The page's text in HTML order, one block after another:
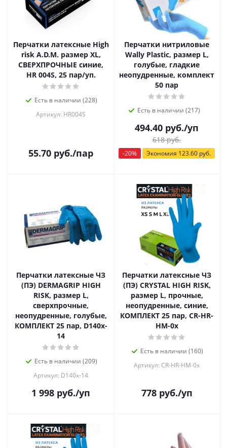
Перчатки латексные High
risk A.D.M. размер XL,
СВЕРХПРОЧНЫЕ синие,
HR 004S, 25 пар/уп.
Есть в наличии (228)
Артикул: HR004S
55.70 руб./пар
Перчатки нитриловые
Wally Plastic, размер L,
голубые, гладкие
неопудренные, комплект
50 пар
Есть в наличии (217)
494.40 руб./уп
618руб.
-20% Экономия 123.60 руб.
Перчатки латексные ЧЗ
(ПЭ) DERMAGRIP HIGH
RISK, размер L,
сверхпрочные,
неопудренные, голубые,
КОМПЛЕКТ 25 пар, D140x-
14
Есть в наличии (209)
Артикул: D140x-14
1 998 руб./уп
Перчатки латексные ЧЗ
(ПЭ) CRYSTAL HIGH RISK,
размер L, прочные,
неопудренные, синие,
КОМПЛЕКТ 25 пар, CR-HR-
HM-0x
Есть в наличии (160)
Артикул: CR-HR-HM-0x
778руб./уп